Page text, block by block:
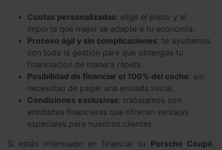
Cuotas personalizadas: elige el plazo y el
importe que mejor se adapte a tu economía.
Proceso ágil y sin complicaciones: te ayudamos
con toda la gestión para que obtengas tu
financiación de manera rápida.
Posibilidad de financiar el 100% del coche: sin
necesidad de pagar una entrada inicial.
Condiciones exclusivas: trabajamos con
entidades financieras que ofrecen ventajas
especiales para nuestros clientes.
Si estás interesado en financiar tu Porsche Coupé,